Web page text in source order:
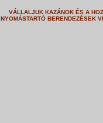
VÁLLALJUK KAZÁNOK ÉS A
NYOMÁSTARTÓ BERENDEZÉSEK